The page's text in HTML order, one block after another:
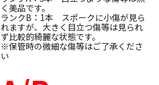
く美品です。
ランクB：1本 スポークに小傷が見ら
れますが、大きく目立つ傷等は見られ
ず比較的綺麗な状態です。
※保管時の微細な傷等はご了承くださ
い